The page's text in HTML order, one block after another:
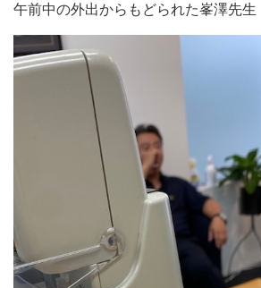
午前中の外出からもどられた峯澤先生